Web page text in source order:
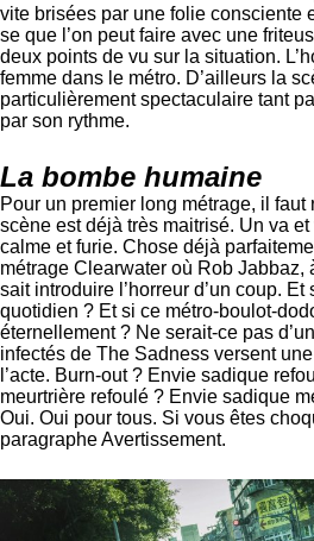
vite brisées par une folie consciente
se que l’on peut faire avec une
deux points de vu sur la situation.
femme dans le métro. D’ailleurs la
particulièrement spectaculaire tant
par son rythme.
La bombe humaine
Pour un premier long métrage, il
scène est déjà très maitrisé. Un va
calme et furie. Chose déjà
métrage Clearwater où Rob Jabbaz,
sait introduire l’horreur d’un coup. Et
quotidien ? Et si ce métro-boulot-
éternellement ? Ne serait-ce pas
infectés de The Sadness versent
l’acte. Burn-out ? Envie sadique
meurtrière refoulé ? Envie sadique
Oui. Oui pour tous. Si vous êtes
paragraphe Avertissement.